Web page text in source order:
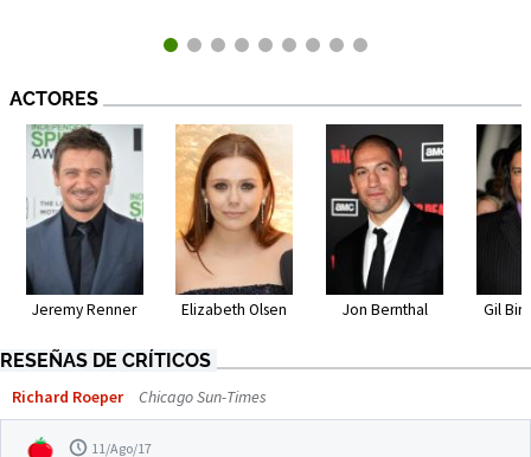
ACTORES
Jeremy Renner Elizabeth Olsen Jon Bernthal Gil
RESEÑAS DE CRÍTICOS
Richard Roeper Chicago Sun-Times
11/Ago/17